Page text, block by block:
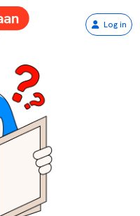
Log in